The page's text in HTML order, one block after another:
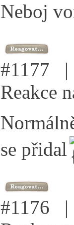
Neboj
#1177
Reakce
se přidal
#1176